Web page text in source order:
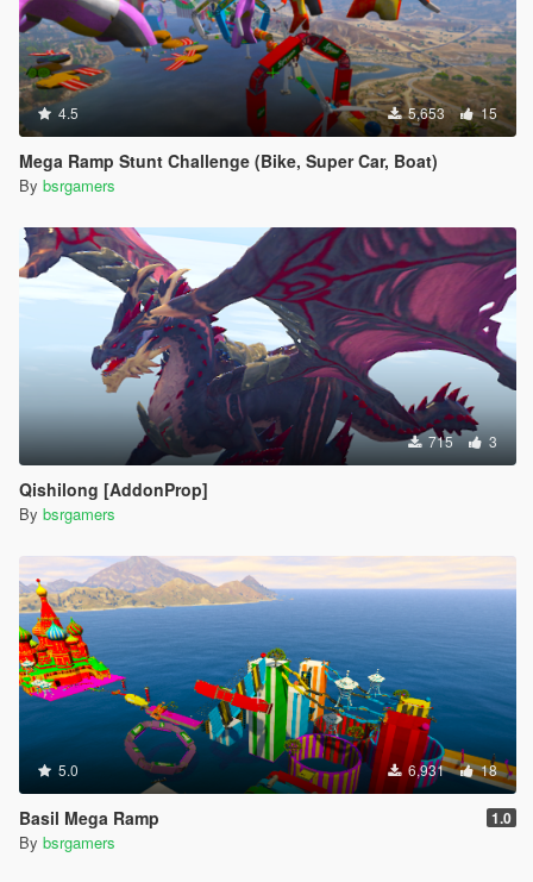
4.5 5,653 15
Mega Ramp Stunt Challenge (Bike, Super Car, Boat)
By bsrgamers
715 3
Qishilong [AddonProp]
By bsrgamers
5.0 6,931 18
Basil Mega Ramp 1.0
By bsrgamers